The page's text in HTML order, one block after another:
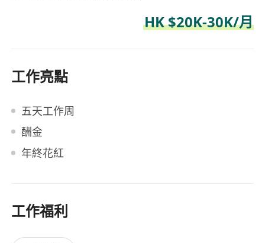
HK $20K-30K/月
工作亮點
五天工作周
酬金
年終花紅
工作福利